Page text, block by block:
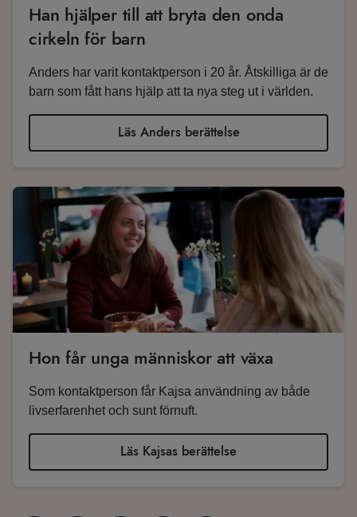
Han hjälper till att bryta den onda
cirkeln för barn
Anders har varit kontaktperson i 20 år. Åtskilliga är de
barn som fått hans hjälp att ta nya steg ut i världen.
Läs Anders berättelse
Hon får unga människor att växa
Som kontaktperson får Kajsa användning av både
livserfarenhet och sunt förnuft.
Läs Kajsas berättelse